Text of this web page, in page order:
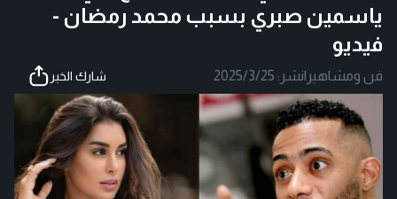
ياسمين صبري بسبب محمد رمضان -
فيديو
فن ومشاهير |نشر: 2025/3/25 شارك الخبر